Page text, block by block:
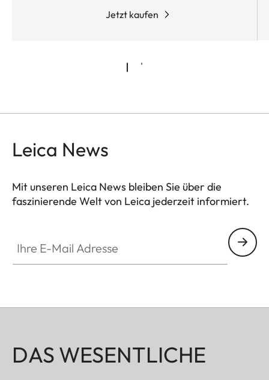
außerordentlich leistungsstark, hochgradig
und intuitive Anwendung im Vordergrund.
Jetzt kaufen
Leica News
Mit unseren Leica News bleiben Sie über die
faszinierende Welt von Leica jederzeit informiert.
DAS WESENTLICHE